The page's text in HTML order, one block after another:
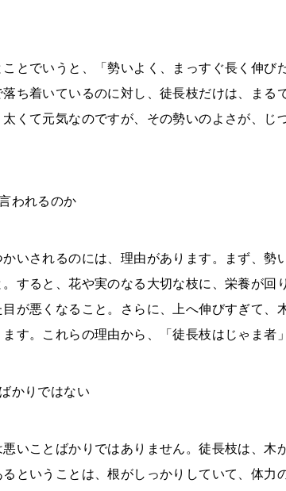
とでいうと、「勢いよく、まっすぐ長く伸び
ち着いているのに対し、徒長枝だけは、まる
くて元気なのですが、その勢いのよさが、じ
われるのか
いされるのには、理由があります。まず、勢
。すると、花や実のなる大切な枝に、栄養が回
が悪くなること。さらに、上へ伸びすぎて、
す。これらの理由から、「徒長枝はじゃま者
かりではない
悪いことばかりではありません。徒長枝は、木
ということは、根がしっかりしていて、体力